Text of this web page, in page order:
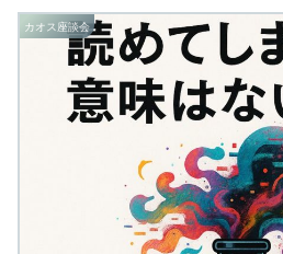
カオス座談会